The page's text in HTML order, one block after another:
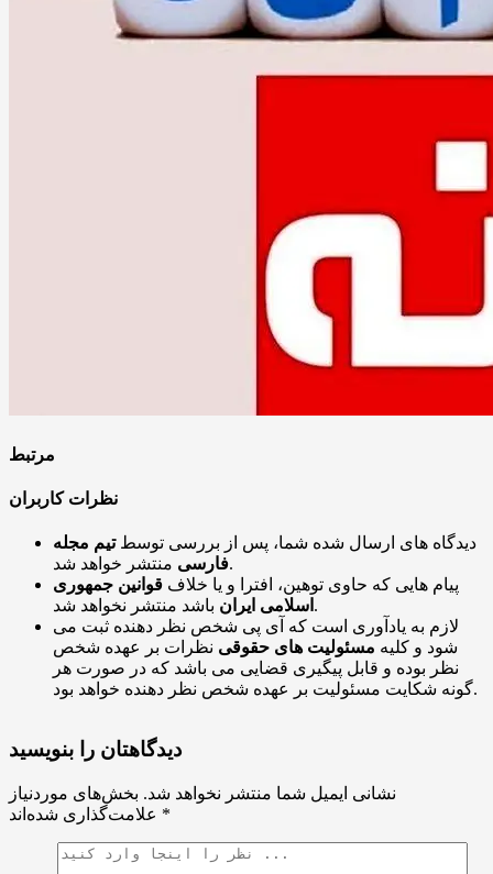
مرتبط
نظرات کاربران
دیدگاه های ارسال شده شما، پس از بررسی توسطتیم مجله
فارسیمنتشر خواهد شد.
پیام هایی که حاوی توهین، افترا و یا خلاف قوانین جمهوری
اسلامی ایران باشد منتشر نخواهد شد.
لازم به یادآوری است که آی پی شخص نظر دهنده ثبت می
شود و کلیه مسئولیت های حقوقی نظرات بر عهده شخص
نظر بوده و قابل پیگیری قضایی می باشد که در صورت هر
گونه شکایت مسئولیت بر عهده شخص نظر دهنده خواهد بود.
دیدگاهتان را بنویسید
نشانی ایمیل شما منتشر نخواهد شد. بخش‌های موردنیاز
*